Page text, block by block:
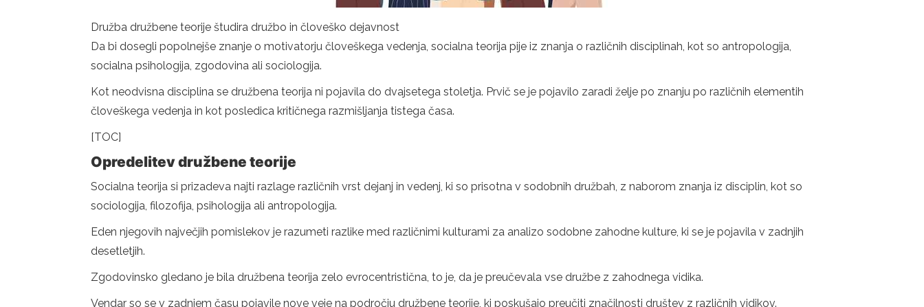
Družba družbene teorije študira družbo in človeško dejavnost
Da bi dosegli popolnejše znanje o motivatorju človeškega vedenja, socialna teorija pije iz znanja o različnih disciplinah, kot so antropologija,
socialna psihologija, zgodovina ali sociologija.
Kot neodvisna disciplina se družbena teorija ni pojavila do dvajsetega stoletja. Prvič se je pojavilo zaradi želje po znanju po različnih elementih
človeškega vedenja in kot posledica kritičnega razmišljanja tistega časa.
[TOC]
Opredelitev družbene teorije
Socialna teorija si prizadeva najti razlage različnih vrst dejanj in vedenj, ki so prisotna v sodobnih družbah, z naborom znanja iz disciplin, kot so
sociologija, filozofija, psihologija ali antropologija.
Eden njegovih največjih pomislekov je razumeti razlike med različnimi kulturami za analizo sodobne zahodne kulture, ki se je pojavila v zadnjih
desetletjih.
Zgodovinsko gledano je bila družbena teorija zelo evrocentristična, to je, da je preučevala vse družbe z zahodnega vidika.
Vendar so se v zadnjem času pojavile nove veje na področju družbene teorije, ki poskušajo preučiti značilnosti društev z različnih vidikov.